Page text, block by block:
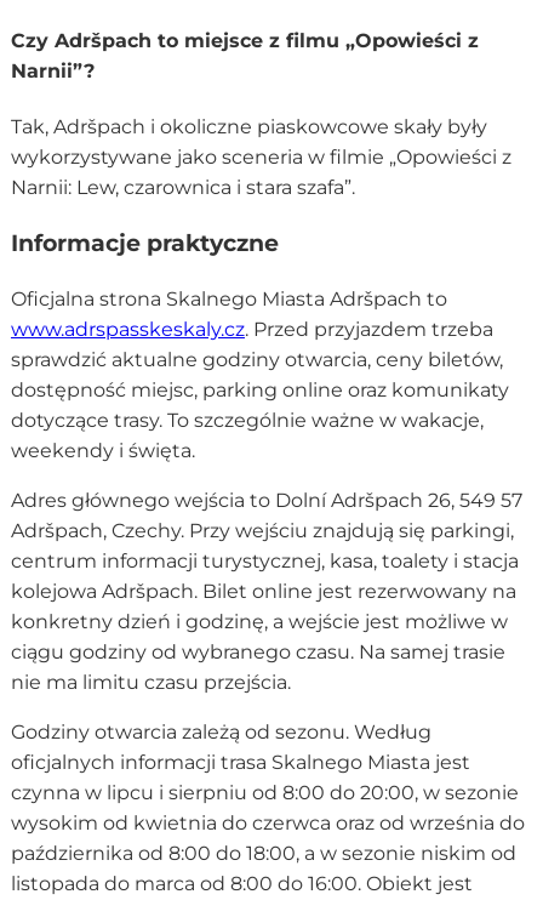
Czy Adršpach to miejsce z filmu „Opowieści z
Narnii”?
Tak, Adršpach i okoliczne piaskowcowe skały były
wykorzystywane jako sceneria w filmie „Opowieści z
Narnii: Lew, czarownica i stara szafa”.
Informacje praktyczne
Oficjalna strona Skalnego Miasta Adršpach to
www.adrspasskeskaly.cz. Przed przyjazdem trzeba
sprawdzić aktualne godziny otwarcia, ceny biletów,
dostępność miejsc, parking online oraz komunikaty
dotyczące trasy. To szczególnie ważne w wakacje,
weekendy i święta.
Adres głównego wejścia to Dolní Adršpach 26, 549 57
Adršpach, Czechy. Przy wejściu znajdują się parkingi,
centrum informacji turystycznej, kasa, toalety i stacja
kolejowa Adršpach. Bilet online jest rezerwowany na
konkretny dzień i godzinę, a wejście jest możliwe w
ciągu godziny od wybranego czasu. Na samej trasie
nie ma limitu czasu przejścia.
Godziny otwarcia zależą od sezonu. Według
oficjalnych informacji trasa Skalnego Miasta jest
czynna w lipcu i sierpniu od 8:00 do 20:00, w sezonie
wysokim od kwietnia do czerwca oraz od września do
października od 8:00 do 18:00, a w sezonie niskim od
listopada do marca od 8:00 do 16:00. Obiekt jest